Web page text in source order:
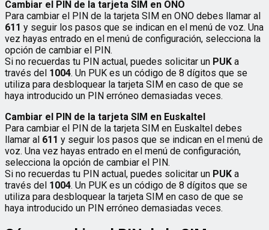
Cambiar el PIN de la tarjeta SIM en ONO
Para cambiar el PIN de la tarjeta SIM en ONO debes llamar al
611 y seguir los pasos que se indican en el menú de voz. Una
vez hayas entrado en el menú de configuración, selecciona la
opción de cambiar el PIN.
Si no recuerdas tu PIN actual, puedes solicitar un PUK a
través del 1004. Un PUK es un código de 8 dígitos que se
utiliza para desbloquear la tarjeta SIM en caso de que se
haya introducido un PIN erróneo demasiadas veces.
Cambiar el PIN de la tarjeta SIM en Euskaltel
Para cambiar el PIN de la tarjeta SIM en Euskaltel debes
llamar al 611 y seguir los pasos que se indican en el menú de
voz. Una vez hayas entrado en el menú de configuración,
selecciona la opción de cambiar el PIN.
Si no recuerdas tu PIN actual, puedes solicitar un PUK a
través del 1004. Un PUK es un código de 8 dígitos que se
utiliza para desbloquear la tarjeta SIM en caso de que se
haya introducido un PIN erróneo demasiadas veces.